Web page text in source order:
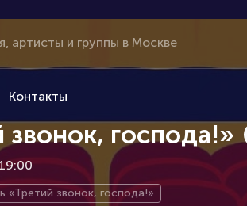
Контакты
звонок, господа!»
«Третий звонок, господа!»